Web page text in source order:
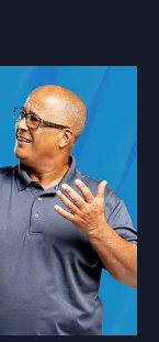
qui est important
de Matthew
cinq jours à